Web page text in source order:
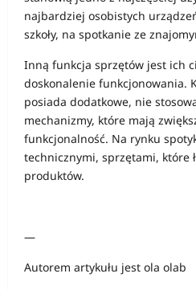
najbardziej osobistych
szkoły, na spotkanie ze
Inną funkcja sprzętów jest ich
doskonalenie funkcjonowania.
posiada dodatkowe, nie
mechanizmy, które mają
funkcjonalność. Na rynku
technicznymi, sprzętami, które
produktów.
—
Autorem artykułu jest ola olab